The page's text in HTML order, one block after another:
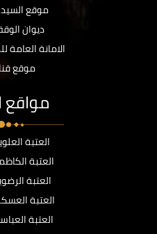
موقع
ديوان
الامانة العامة
موقع
مواقع
العتبة
العتبة
العتبة
العتبة
العتبة